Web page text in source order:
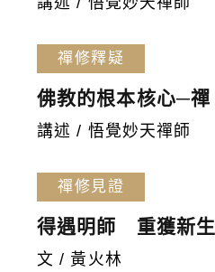
禪修釋疑
佛教的根本核心─禪
講述 / 悟覺妙天禪師
禪修見證
得遇明師 重獲新生
文 / 黃火林